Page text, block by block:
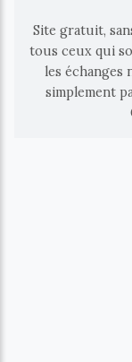
Site gratuit,
tous ceux qui
les échanges
simplement